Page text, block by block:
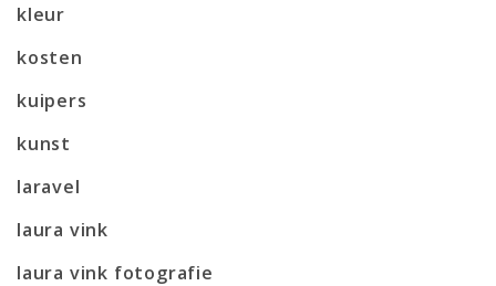
kleur
kosten
kuipers
kunst
laravel
laura vink
laura vink fotografie